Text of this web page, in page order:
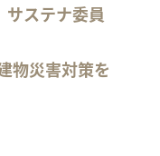
サステナ委員
物災害対策を